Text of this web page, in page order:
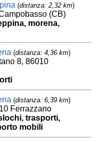
(distanza: 2,32 km)
(CB)
morena,
(distanza: 4,36 km)
8, 86010
(distanza: 6,39 km)
Ferrazzano
trasporti,
mobili